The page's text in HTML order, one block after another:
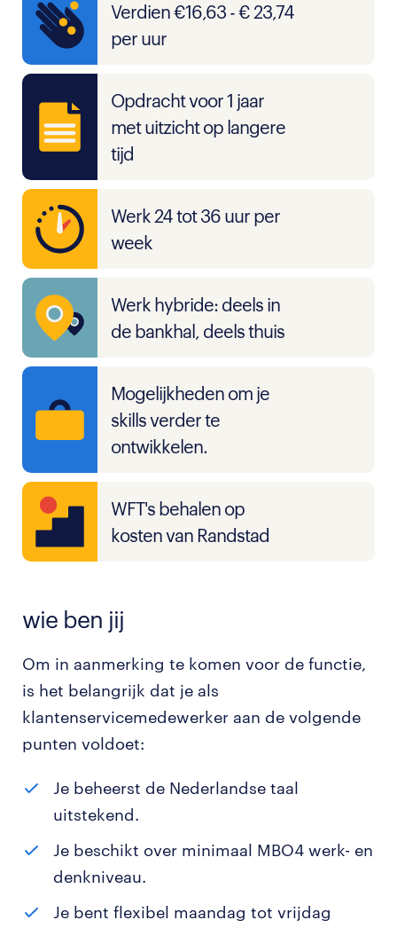
Verdien €16,63 - € 23,74
per uur
Opdracht voor 1 jaar
met uitzicht op langere
tijd
Werk 24 tot 36 uur per
week
Werk hybride: deels in
de bankhal, deels thuis
Mogelijkheden om je
skills verder te
ontwikkelen.
WFT's behalen op
kosten van Randstad
wie ben jij
Om in aanmerking te komen voor de functie,
is het belangrijk dat je als
klantenservicemedewerker aan de volgende
punten voldoet:
Je beheerst de Nederlandse taal
uitstekend.
Je beschikt over minimaal MBO4 werk- en
denkniveau.
Je bent flexibel maandag tot vrijdag